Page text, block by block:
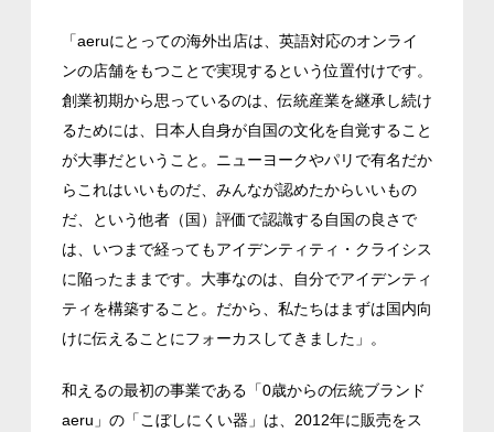
「aeruにとっての海外出店は、英語対応のオンライ
ンの店舗をもつことで実現するという位置付けです。
創業初期から思っているのは、伝統産業を継承し続け
るためには、日本人自身が自国の文化を自覚すること
が大事だということ。ニューヨークやパリで有名だか
らこれはいいものだ、みんなが認めたからいいもの
だ、という他者（国）評価で認識する自国の良さで
は、いつまで経ってもアイデンティティ・クライシス
に陥ったままです。大事なのは、自分でアイデンティ
ティを構築すること。だから、私たちはまずは国内向
けに伝えることにフォーカスしてきました」。
和えるの最初の事業である「0歳からの伝統ブランド
aeru」の「こぼしにくい器」は、2012年に販売をス